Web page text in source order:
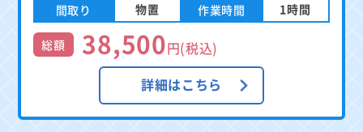
間取り 物置 作業時間 1時間
総額 38,500円(税込)
詳細はこちら